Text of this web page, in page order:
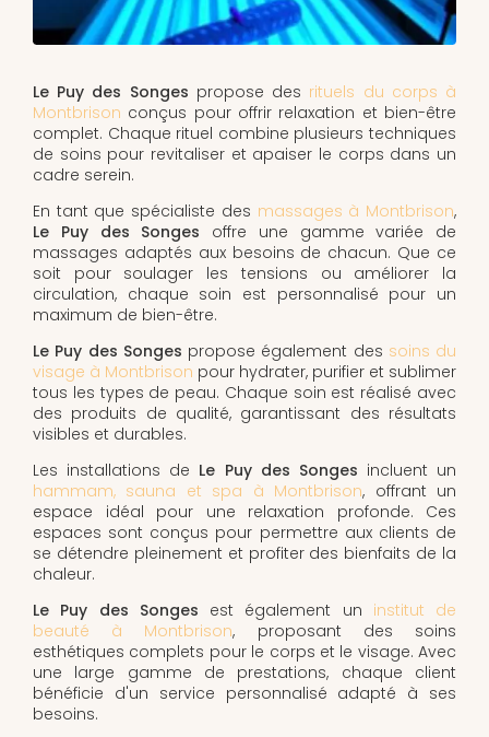
Le Puy des Songes propose des rituels du corps à
Montbrison conçus pour offrir relaxation et bien-être
complet. Chaque rituel combine plusieurs techniques
de soins pour revitaliser et apaiser le corps dans un
cadre serein.
En tant que spécialiste des massages à Montbrison,
Le Puy des Songes offre une gamme variée de
massages adaptés aux besoins de chacun. Que ce
soit pour soulager les tensions ou améliorer la
circulation, chaque soin est personnalisé pour un
maximum de bien-être.
Le Puy des Songes propose également des soins du
visage à Montbrison pour hydrater, purifier et sublimer
tous les types de peau. Chaque soin est réalisé avec
des produits de qualité, garantissant des résultats
visibles et durables.
Les installations de Le Puy des Songes incluent un
hammam, sauna et spa à Montbrison, offrant un
espace idéal pour une relaxation profonde. Ces
espaces sont conçus pour permettre aux clients de
se détendre pleinement et profiter des bienfaits de la
chaleur.
Le Puy des Songes est également un institut de
beauté à Montbrison, proposant des soins
esthétiques complets pour le corps et le visage. Avec
une large gamme de prestations, chaque client
bénéficie d'un service personnalisé adapté à ses
besoins.